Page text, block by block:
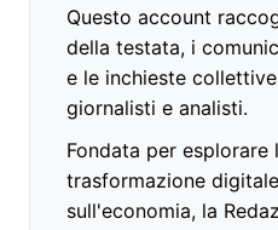
Questo account
della testata, i
e le inchieste
giornalisti e analisti.
Fondata per
trasformazione
sull'economia, la